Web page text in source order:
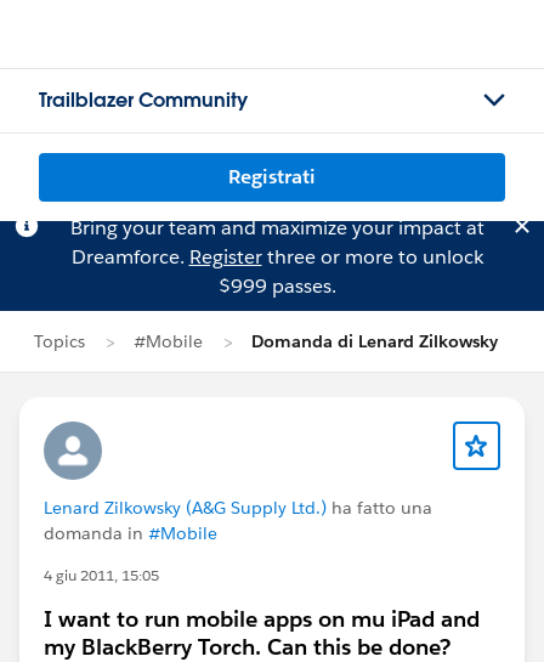
Trailblazer Community
Registrati
Bring your team and maximize your impact at
Dreamforce. Registerthree or more to unlock
$999 passes.
Topics #Mobile Domanda di Lenard Zilkowsky
Lenard Zilkowsky (A&G Supply Ltd.) ha fatto una
domanda in #Mobile
4 giu 2011, 15:05
I want to run mobile apps on mu iPad and
my BlackBerry Torch. Can this be done?